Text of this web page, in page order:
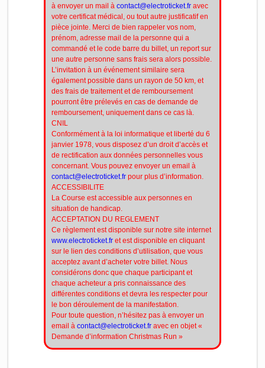
à envoyer un mail à contact@electroticket.fr avec
votre certificat médical, ou tout autre justificatif en
pièce jointe. Merci de bien rappeler vos nom,
prénom, adresse mail de la personne qui a
commandé et le code barre du billet, un report sur
une autre personne sans frais sera alors possible.
L’invitation à un événement similaire sera
également possible dans un rayon de 50 km, et
des frais de traitement et de remboursement
pourront être prélevés en cas de demande de
remboursement, uniquement dans ce cas là.
CNIL
Conformément à la loi informatique et liberté du 6
janvier 1978, vous disposez d’un droit d’accès et
de rectification aux données personnelles vous
concernant. Vous pouvez envoyer un email à
contact@electroticket.fr pour plus d’information.
ACCESSIBILITE
La Course est accessible aux personnes en
situation de handicap.
ACCEPTATION DU REGLEMENT
Ce règlement est disponible sur notre site internet
www.electroticket.fr et est disponible en cliquant
sur le lien des conditions d’utilisation, que vous
acceptez avant d’acheter votre billet. Nous
considérons donc que chaque participant et
chaque acheteur a pris connaissance des
différentes conditions et devra les respecter pour
le bon déroulement de la manifestation.
Pour toute question, n’hésitez pas à envoyer un
email à contact@electroticket.fr avec en objet «
Demande d’information Christmas Run »